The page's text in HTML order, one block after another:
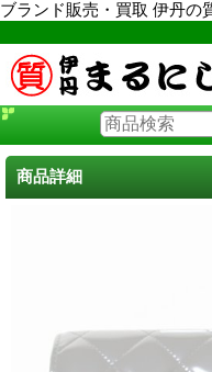
ブランド販売・買取 伊丹の
商品詳細